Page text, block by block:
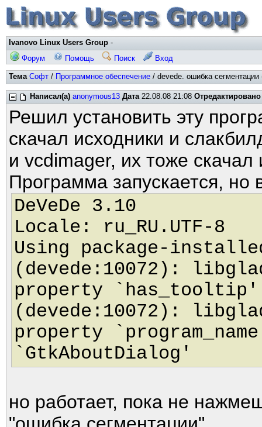
Ivanovo Linux Users Group -
Форум
Помощь Поиск Вход
Тема Софт / Программное обеспечение / devede. ошибка сегментации
Написал(а) anonymous13 Дата22.08.08 21:08 Отредактировано
Решил установить эту
скачал исходники и
и vcdimager, их тоже
Программа запускается, но
DeVeDe 3.10
Locale: ru_RU.UTF-8
Using package-
(devede:10072):
property `has_tooltip'
(devede:10072):
property
`GtkAboutDialog'
но работает, пока не